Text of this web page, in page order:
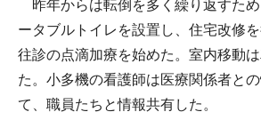
昨年からは転倒を多く繰り返すた
ータブルトイレを設置し、住宅改修
往診の点滴加療を始めた。室内移動
た。小多機の看護師は医療関係者と
て、職員たちと情報共有した。